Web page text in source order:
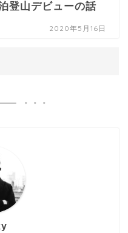
登山デビューの話
2020年5月16日